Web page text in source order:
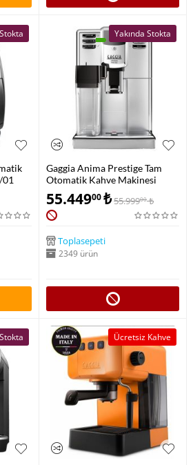
Yakında Stokta
Gaggia Anima Prestige Tam
Otomatik Kahve Makinesi
RI8762/01
55.44900₺55.99900 ₺
Toplasepeti
2349 ürün
Ücretsiz Kahve